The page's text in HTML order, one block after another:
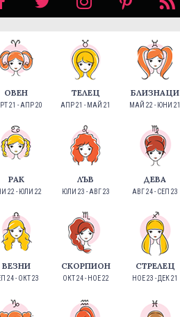
ОВЕН
21 - АПР 20
ТЕЛЕЦ
АПР 21 - МАЙ 21
БЛИЗНАЦИ
МАЙ 22 - ЮНИ 21
РАК
22 - ЮЛИ 22
ЛЪВ
ЮЛИ 23 - АВГ 23
ДЕВА
АВГ 24 - СЕП 23
ВЕЗНИ
24 - ОКТ 23
СКОРПИОН
ОКТ 24 - НОЕ 22
СТРЕЛЕЦ
НОЕ 23 - ДЕК 21